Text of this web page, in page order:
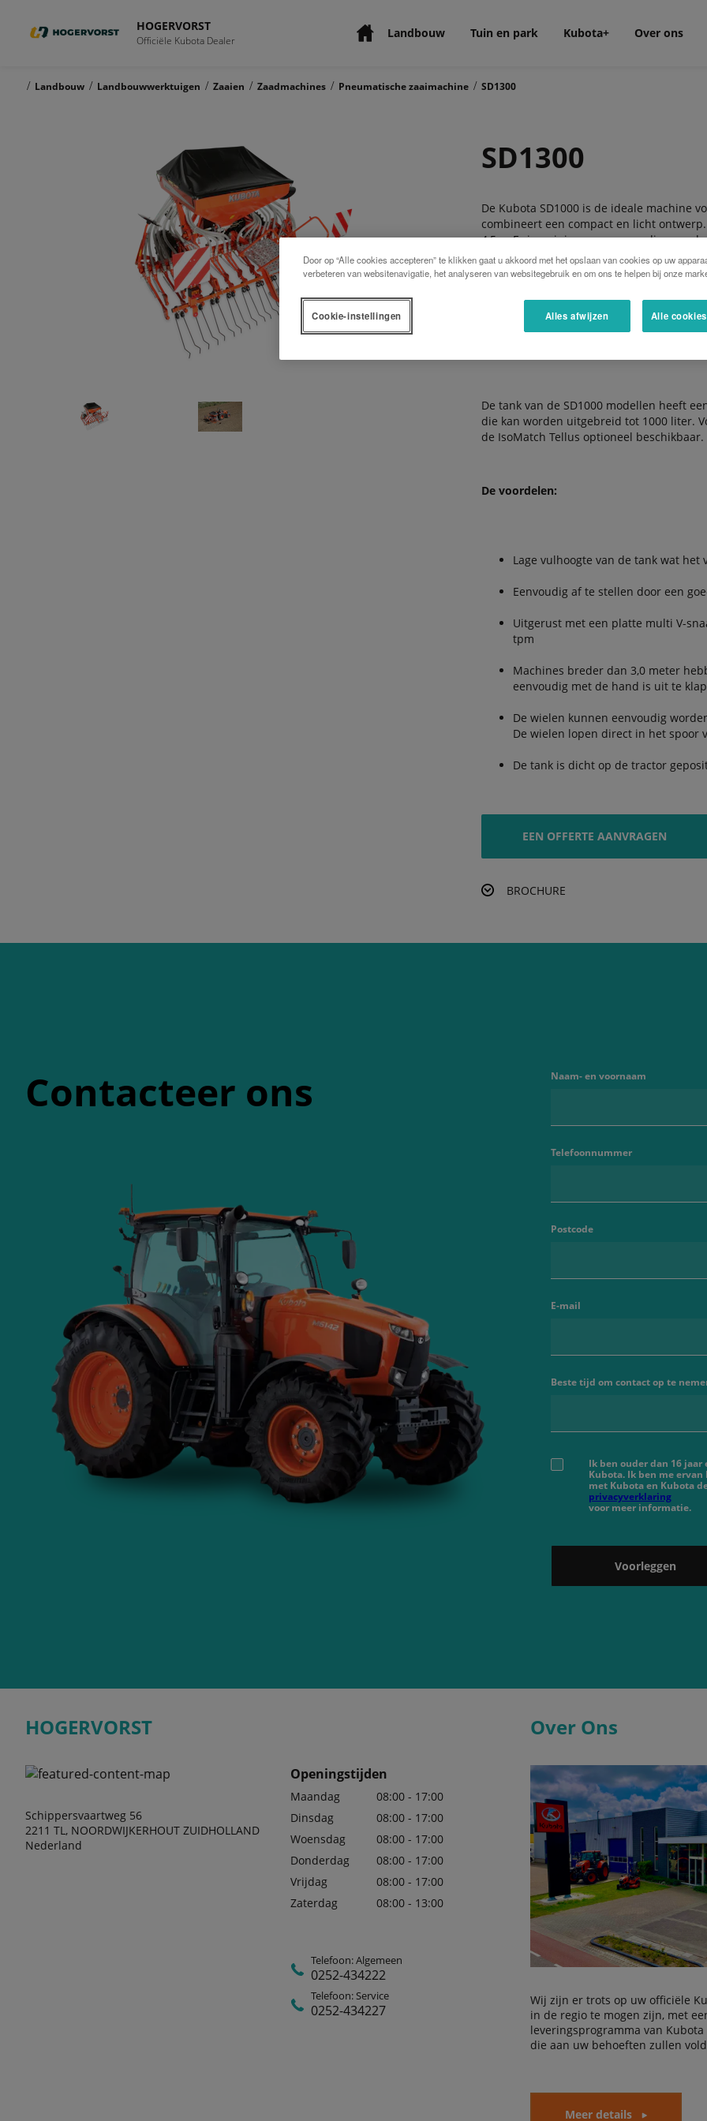
HOGERVORST
Officiële Kubota Dealer Landbouw Tuin en park Kubota+ Over ons
/ Landbouw / Landbouwwerktuigen / Zaaien / Zaadmachines / Pneumatische zaaimachine / SD1300
SD1300
De Kubota SD1000 is de ideale machine
combineert een compact en licht
4,5m. Er is weinig vermogen nodig voor
zwaartepunt vlak achter de trekker ligt.
De wielen van de SD1000, uitgerust met
trekker wat zorgt voor een constant
De tank van de SD1000 modellen heeft
die kan worden uitgebreid tot 1000 liter.
de IsoMatch Tellus optioneel beschikbaar.
De voordelen:
Lage vulhoogte van de tank wat het
Eenvoudig af te stellen door een
Uitgerust met een platte multi V-
tpm
Machines breder dan 3,0 meter
eenvoudig met de hand is uit te
De wielen kunnen eenvoudig
De wielen lopen direct in het spoor
De tank is dicht op de tractor
EEN OFFERTE AANVRAGEN
BROCHURE
Contacteer ons Naam- en voornaam
Telefoonnummer
Postcode
E-mail
Beste tijd om contact op te
Ik ben ouder dan 16
Kubota. Ik ben me
met Kubota en Kubota
privacyverklaring
voor meer informatie.
Voorleggen
HOGERVORST
Schippersvaartweg 56
2211 TL, NOORDWIJKERHOUT ZUIDHOLLAND
Nederland
Openingstijden
Maandag
08:00 - 17:00
Dinsdag
08:00 - 17:00
Woensdag
08:00 - 17:00
Donderdag
08:00 - 17:00
Vrijdag
08:00 - 17:00
Zaterdag
08:00 - 13:00
Telefoon: Algemeen
0252-434222
Telefoon: Service
0252-434227
Over Ons
Wij zijn er trots op uw officiële
in de regio te mogen zijn, met
leveringsprogramma van
die aan uw behoeften zullen
Meer details
Door op “Alle cookies accepteren” te klikken gaat u akkoord met het opslaan van cookies op uw
verbeteren van websitenavigatie, het analyseren van websitegebruik en om ons te helpen bij onze
Alles afwijzen Alle
Cookie-instellingen